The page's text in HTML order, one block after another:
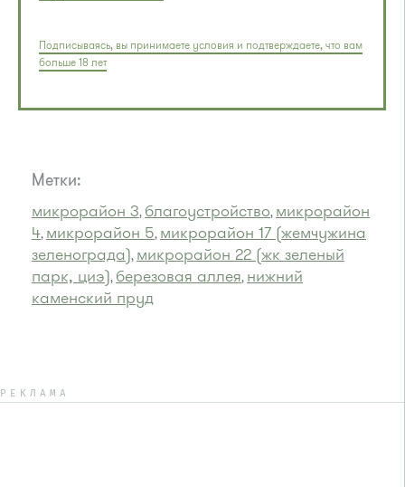
Подписываясь, вы принимаете условия и подтверждаете, что вам
больше 18 лет
Метки:
микрорайон 3, благоустройство, микрорайон
4, микрорайон 5, микрорайон 17 (жемчужина
зеленограда), микрорайон 22 (жк зеленый
парк, циэ), березовая аллея, нижний
каменский пруд
РЕКЛАМА